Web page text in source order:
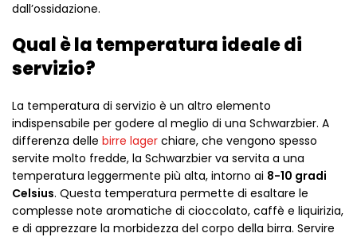
dall’ossidazione.
Qual è la temperatura ideale di
servizio?
La temperatura di servizio è un altro elemento
indispensabile per godere al meglio di una Schwarzbier. A
differenza delle birre lager chiare, che vengono spesso
servite molto fredde, la Schwarzbier va servita a una
temperatura leggermente più alta, intorno ai 8-10 gradi
Celsius. Questa temperatura permette di esaltare le
complesse note aromatiche di cioccolato, caffè e liquirizia,
e di apprezzare la morbidezza del corpo della birra. Servire